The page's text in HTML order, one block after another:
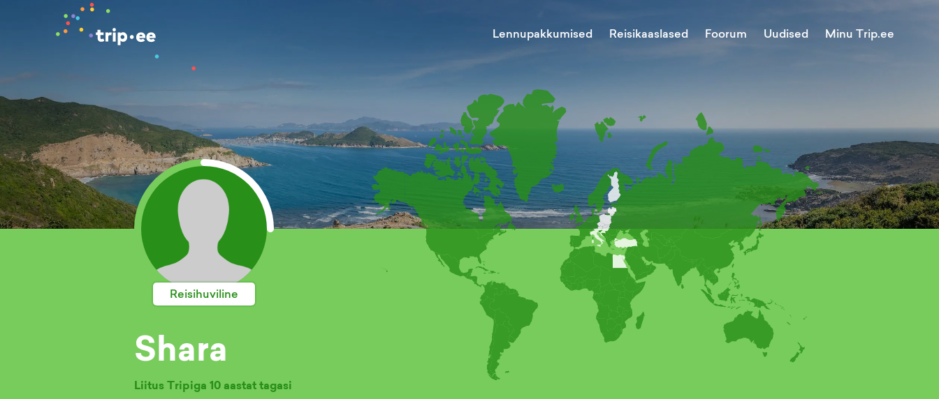
Lennupakkumised Reisikaaslased Foorum Uudised Minu Trip.ee
Reisihuviline
Shara
Liitus Tripiga 10 aastat tagasi